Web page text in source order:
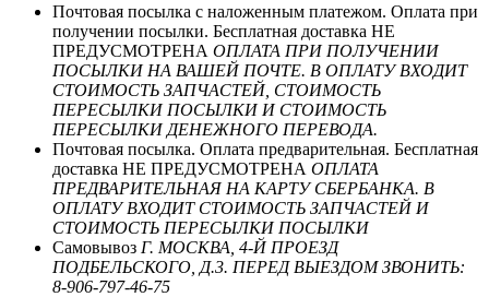
Почтовая посылка с наложенным платежом. Оплата при
получении посылки. Бесплатная доставка НЕ
ПРЕДУСМОТРЕНА ОПЛАТА ПРИ ПОЛУЧЕНИИ
ПОСЫЛКИ НА ВАШЕЙ ПОЧТЕ. В ОПЛАТУ ВХОДИТ
СТОИМОСТЬ ЗАПЧАСТЕЙ, СТОИМОСТЬ
ПЕРЕСЫЛКИ ПОСЫЛКИ И СТОИМОСТЬ
ПЕРЕСЫЛКИ ДЕНЕЖНОГО ПЕРЕВОДА.
Почтовая посылка. Оплата предварительная. Бесплатная
доставка НЕ ПРЕДУСМОТРЕНА ОПЛАТА
ПРЕДВАРИТЕЛЬНАЯ НА КАРТУ СБЕРБАНКА. В
ОПЛАТУ ВХОДИТ СТОИМОСТЬ ЗАПЧАСТЕЙ И
СТОИМОСТЬ ПЕРЕСЫЛКИ ПОСЫЛКИ
Самовывоз Г. МОСКВА, 4-Й ПРОЕЗД
ПОДБЕЛЬСКОГО, Д.3. ПЕРЕД ВЫЕЗДОМ ЗВОНИТЬ:
8-906-797-46-75